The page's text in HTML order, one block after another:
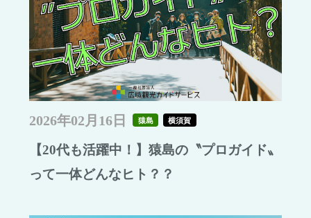
2026年02月16日 猿島 横須賀
【20代も活躍中！】猿島の〝プロガイド〟
って一体どんなヒト？？